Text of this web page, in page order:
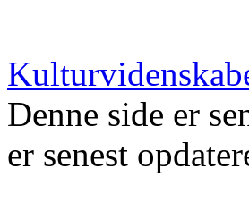
Denne side er
er senest